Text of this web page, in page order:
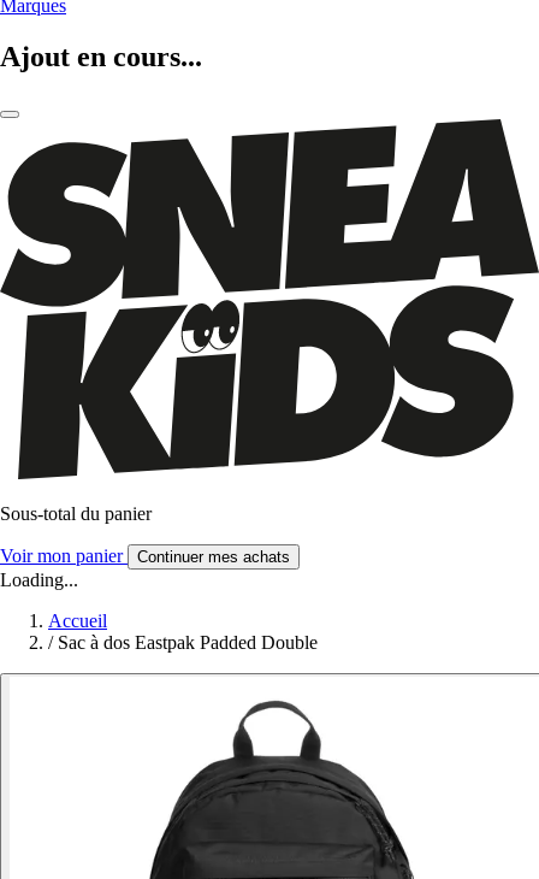
Marques
Ajout en cours...
Sous-total du panier
Voir mon panier Continuer mes achats
Loading...
Accueil
/ Sac à dos Eastpak Padded Double